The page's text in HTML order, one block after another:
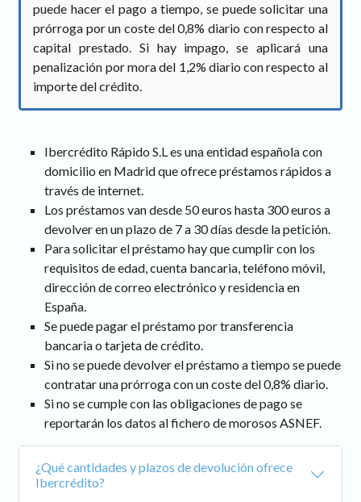
puede hacer el pago a tiempo, se puede solicitar una
prórroga por un coste del 0,8% diario con respecto al
capital prestado. Si hay impago, se aplicará una
penalización por mora del 1,2% diario con respecto al
importe del crédito.
Ibercrédito Rápido S.L es una entidad española con
domicilio en Madrid que ofrece préstamos rápidos a
través de internet.
Los préstamos van desde 50 euros hasta 300 euros a
devolver en un plazo de 7 a 30 días desde la petición.
Para solicitar el préstamo hay que cumplir con los
requisitos de edad, cuenta bancaria, teléfono móvil,
dirección de correo electrónico y residencia en
España.
Se puede pagar el préstamo por transferencia
bancaria o tarjeta de crédito.
Si no se puede devolver el préstamo a tiempo se puede
contratar una prórroga con un coste del 0,8% diario.
Si no se cumple con las obligaciones de pago se
reportarán los datos al fichero de morosos ASNEF.
¿Qué cantidades y plazos de devolución ofrece
Ibercrédito?